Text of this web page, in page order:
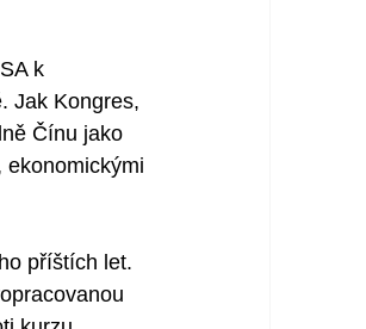
k
Jak Kongres,
Čínu jako
ekonomickými
příštích let.